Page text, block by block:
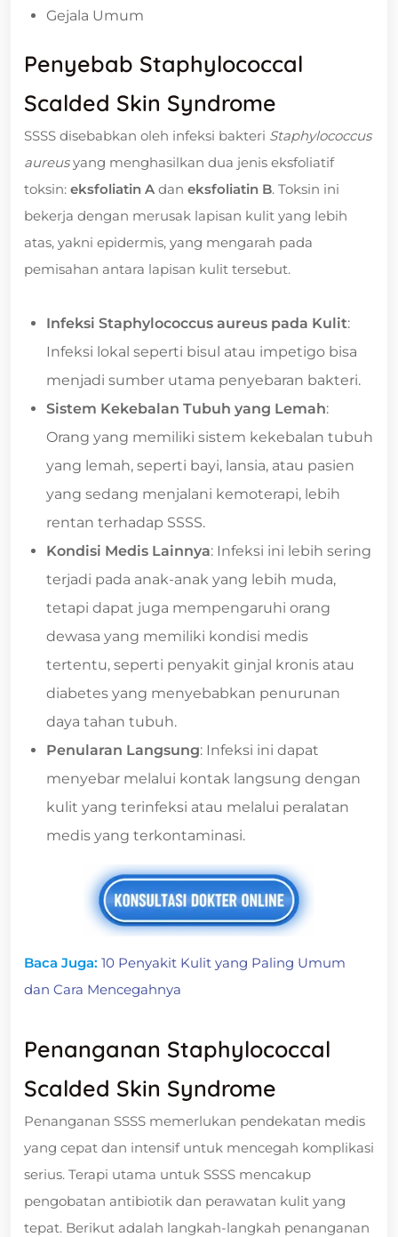
Gejala Umum
Penyebab Staphylococcal
Scalded Skin Syndrome
SSSS disebabkan oleh infeksi bakteri Staphylococcus
aureusyang menghasilkan dua jenis eksfoliatif
toksin: eksfoliatin A dan eksfoliatin B. Toksin ini
bekerja dengan merusak lapisan kulit yang lebih
atas, yakni epidermis, yang mengarah pada
pemisahan antara lapisan kulit tersebut.
Infeksi Staphylococcus aureus pada Kulit:
Infeksi lokal seperti bisul atau impetigo bisa
menjadi sumber utama penyebaran bakteri.
Sistem Kekebalan Tubuh yang Lemah:
Orang yang memiliki sistem kekebalan tubuh
yang lemah, seperti bayi, lansia, atau pasien
yang sedang menjalani kemoterapi, lebih
rentan terhadap SSSS.
Kondisi Medis Lainnya: Infeksi ini lebih sering
terjadi pada anak-anak yang lebih muda,
tetapi dapat juga mempengaruhi orang
dewasa yang memiliki kondisi medis
tertentu, seperti penyakit ginjal kronis atau
diabetes yang menyebabkan penurunan
daya tahan tubuh.
Penularan Langsung: Infeksi ini dapat
menyebar melalui kontak langsung dengan
kulit yang terinfeksi atau melalui peralatan
medis yang terkontaminasi.
Baca Juga: 10 Penyakit Kulit yang Paling Umum
dan Cara Mencegahnya
Penanganan Staphylococcal
Scalded Skin Syndrome
Penanganan SSSS memerlukan pendekatan medis
yang cepat dan intensif untuk mencegah komplikasi
serius. Terapi utama untuk SSSS mencakup
pengobatan antibiotik dan perawatan kulit yang
tepat. Berikut adalah langkah-langkah penanganan